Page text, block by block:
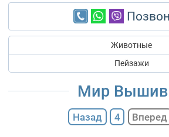
Животные
Пейзажи
Мир
Назад 4 Вперед